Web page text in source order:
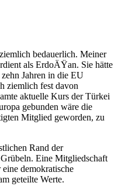
bedauerlich. Meiner
als ErdoÄŸan. Sie hätte
Jahren in die EU
ziemlich fest davon
aktuelle Kurs der Türkei
gebunden wäre die
Mitglied geworden, zu
Rand der
Eine Mitgliedschaft
demokratische
geteilte Werte.